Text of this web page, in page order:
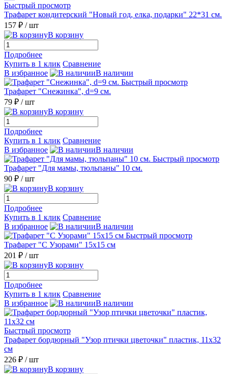
Быстрый просмотр
Трафарет кондитерский "Новый год, елка, подарки" 22*31 см.
157 ₽ / шт
В корзину
Подробнее
Купить в 1 клик Сравнение
В избранное
В наличии
Быстрый просмотр
Трафарет "Снежинка", d=9 см.
79 ₽ / шт
В корзину
Подробнее
Купить в 1 клик Сравнение
В избранное
В наличии
Быстрый просмотр
Трафарет "Для мамы, тюльпаны" 10 см.
90 ₽ / шт
В корзину
Подробнее
Купить в 1 клик Сравнение
В избранное
В наличии
Быстрый просмотр
Трафарет "С Узорами" 15х15 см
201 ₽ / шт
В корзину
Подробнее
Купить в 1 клик Сравнение
В избранное
В наличии
Быстрый просмотр
Трафарет бордюрный "Узор птички цветочки" пластик, 11х32
см
226 ₽ / шт
В корзину